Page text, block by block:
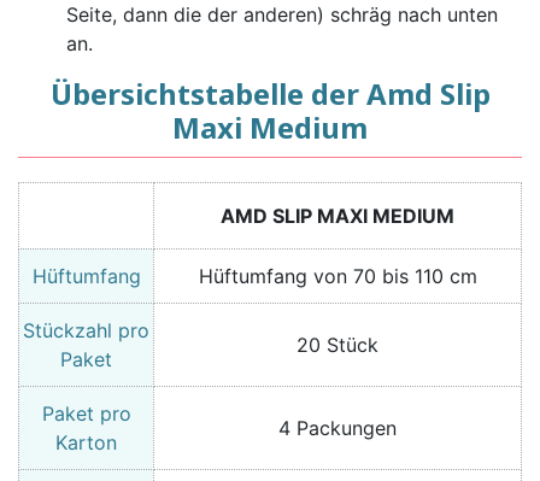
Seite, dann die der anderen) schräg nach unten
an.
Übersichtstabelle der Amd Slip
Maxi Medium
AMD SLIP MAXI MEDIUM
Hüftumfang Hüftumfang von 70 bis 110 cm
Stückzahl pro
Paket
20 Stück
Paket pro
Karton
4 Packungen